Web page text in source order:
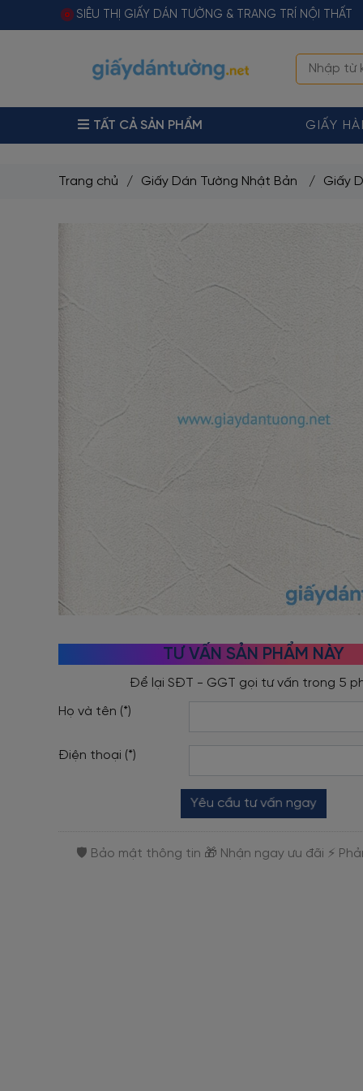
SIÊU THỊ GIẤY DÁN TƯỜNG & TRANG TRÍ NỘI THẤT
TẤT CẢ SẢN PHẨM GIẤY
Trang chủ / Giấy Dán Tường Nhật Bản / Giấy
TƯ VẤN SẢN PHẨM NÀY
Họ và tên (*)
Điện thoại (*)
Yêu cầu tư vấn ngay